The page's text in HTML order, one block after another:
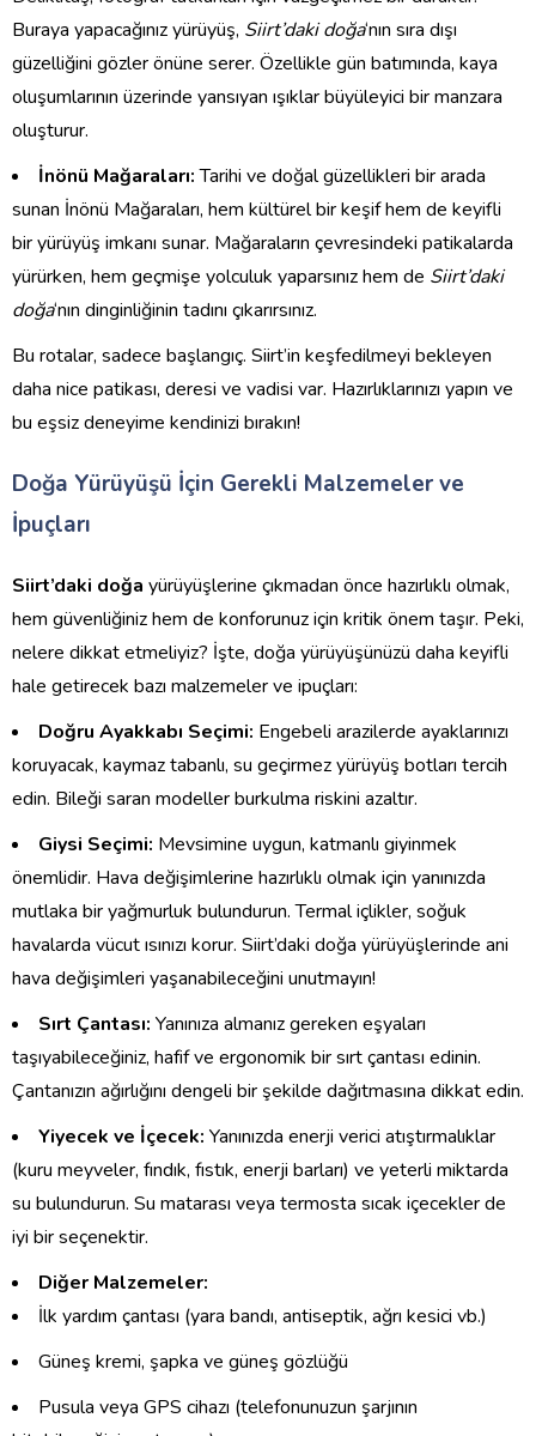
Buraya yapacağınız yürüyüş, Siirt’daki doğa‘nın sıra dışı
güzelliğini gözler önüne serer. Özellikle gün batımında, kaya
oluşumlarının üzerinde yansıyan ışıklar büyüleyici bir manzara
oluşturur.
İnönü Mağaraları:Tarihi ve doğal güzellikleri bir arada
sunan İnönü Mağaraları, hem kültürel bir keşif hem de keyifli
bir yürüyüş imkanı sunar. Mağaraların çevresindeki patikalarda
yürürken, hem geçmişe yolculuk yaparsınız hem de Siirt’daki
doğa‘nın dinginliğinin tadını çıkarırsınız.
Bu rotalar, sadece başlangıç. Siirt’in keşfedilmeyi bekleyen
daha nice patikası, deresi ve vadisi var. Hazırlıklarınızı yapın ve
bu eşsiz deneyime kendinizi bırakın!
Doğa Yürüyüşü İçin Gerekli Malzemeler ve
İpuçları
Siirt’daki doğa yürüyüşlerine çıkmadan önce hazırlıklı olmak,
hem güvenliğiniz hem de konforunuz için kritik önem taşır. Peki,
nelere dikkat etmeliyiz? İşte, doğa yürüyüşünüzü daha keyifli
hale getirecek bazı malzemeler ve ipuçları:
Doğru Ayakkabı Seçimi: Engebeli arazilerde ayaklarınızı
koruyacak, kaymaz tabanlı, su geçirmez yürüyüş botları tercih
edin. Bileği saran modeller burkulma riskini azaltır.
Giysi Seçimi: Mevsimine uygun, katmanlı giyinmek
önemlidir. Hava değişimlerine hazırlıklı olmak için yanınızda
mutlaka bir yağmurluk bulundurun. Termal içlikler, soğuk
havalarda vücut ısınızı korur. Siirt’daki doğa yürüyüşlerinde ani
hava değişimleri yaşanabileceğini unutmayın!
Sırt Çantası: Yanınıza almanız gereken eşyaları
taşıyabileceğiniz, hafif ve ergonomik bir sırt çantası edinin.
Çantanızın ağırlığını dengeli bir şekilde dağıtmasına dikkat edin.
Yiyecek ve İçecek: Yanınızda enerji verici atıştırmalıklar
(kuru meyveler, fındık, fıstık, enerji barları) ve yeterli miktarda
su bulundurun. Su matarası veya termosta sıcak içecekler de
iyi bir seçenektir.
Diğer Malzemeler:
İlk yardım çantası (yara bandı, antiseptik, ağrı kesici vb.)
Güneş kremi, şapka ve güneş gözlüğü
Pusula veya GPS cihazı (telefonunuzun şarjının